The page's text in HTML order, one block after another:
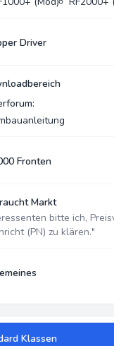
Driver
Fronten
Markt
bitte ich,
(PN) zu klären."
Klassen